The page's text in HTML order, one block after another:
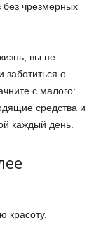
без чрезмерных
вы не
заботиться о
с малого:
средства и
каждый день.
красоту,